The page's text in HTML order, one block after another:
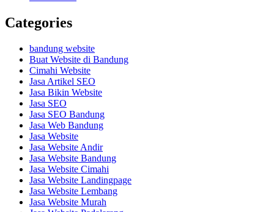
Categories
bandung website
Buat Website di Bandung
Cimahi Website
Jasa Artikel SEO
Jasa Bikin Website
Jasa SEO
Jasa SEO Bandung
Jasa Web Bandung
Jasa Website
Jasa Website Andir
Jasa Website Bandung
Jasa Website Cimahi
Jasa Website Landingpage
Jasa Website Lembang
Jasa Website Murah